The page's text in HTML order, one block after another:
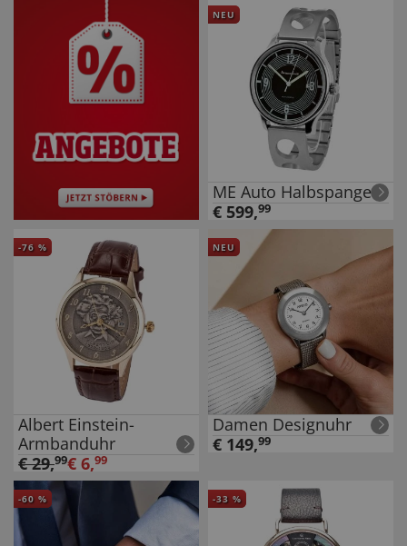
NEU
ME Auto Halbspange
€ 599,99
-76 %
Albert Einstein-
Armbanduhr
€29,99€ 6,99
NEU
Damen Designuhr
€ 149,99
-60 % -33 %